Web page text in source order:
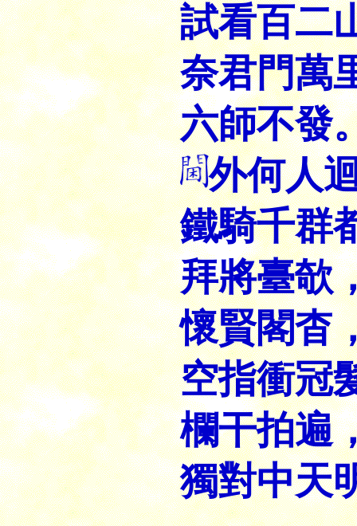
試看百二
奈君門萬
六師不發
外何人
鐵騎千群
拜將臺欹
懷賢閣杳
空指衝冠
欄干拍遍
獨對中天